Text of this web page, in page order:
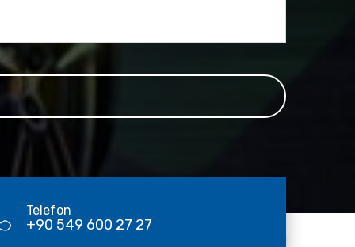
Telefon
+90 549 600 27 27